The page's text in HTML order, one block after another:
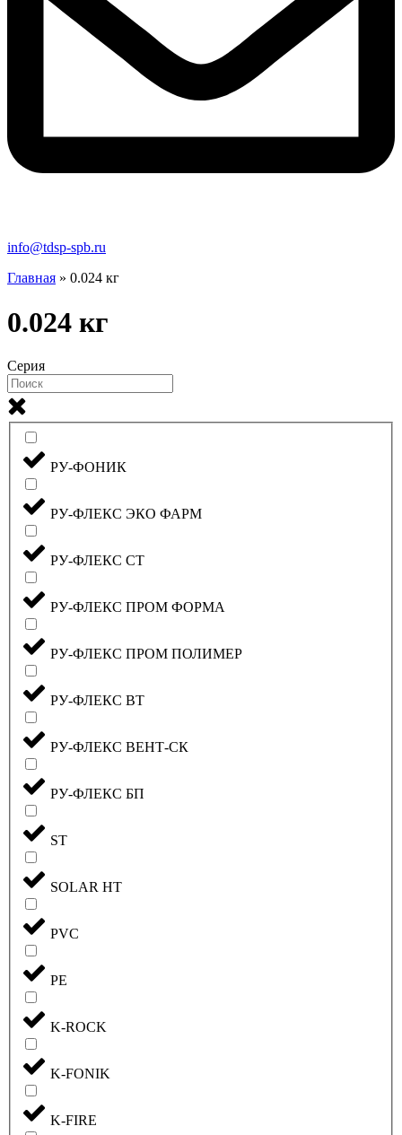
info@tdsp-spb.ru
Главная » 0.024 кг
0.024 кг
Серия
РУ-ФОНИК
РУ-ФЛЕКС ЭКО ФАРМ
РУ-ФЛЕКС СТ
РУ-ФЛЕКС ПРОМ ФОРМА
РУ-ФЛЕКС ПРОМ ПОЛИМЕР
РУ-ФЛЕКС ВТ
РУ-ФЛЕКС ВЕНТ-СК
РУ-ФЛЕКС БП
ST
SOLAR HT
PVC
PE
K-ROCK
K-FONIK
K-FIRE